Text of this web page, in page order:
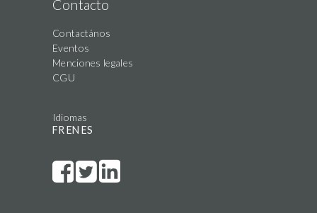
Contacto
Contactános
Eventos
Menciones legales
CGU
Idiomas
FR EN ES